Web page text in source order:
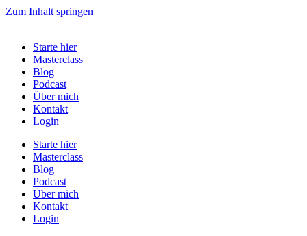
Zum Inhalt springen
Starte hier
Masterclass
Blog
Podcast
Über mich
Kontakt
Login
Starte hier
Masterclass
Blog
Podcast
Über mich
Kontakt
Login